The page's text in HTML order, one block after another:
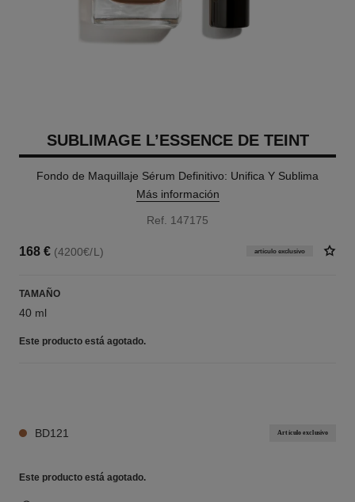
SUBLIMAGE L’ESSENCE DE TEINT
Fondo de Maquillaje Sérum Definitivo: Unifica Y Sublima
Más información
Ref. 147175
168 € (4200€/L) artículo exclusivo
TAMAÑO
40 ml
Este producto está agotado.
BD121 Artículo exclusivo
Este producto está agotado.